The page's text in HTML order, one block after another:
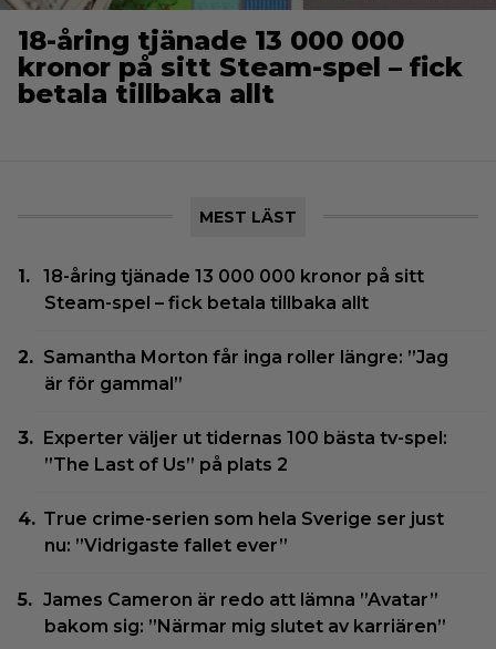
18-åring tjänade 13 000 000
kronor på sitt Steam-spel – fick
betala tillbaka allt
MEST LÄST
18-åring tjänade 13 000 000 kronor på sitt
Steam-spel – fick betala tillbaka allt
Samantha Morton får inga roller längre: ”Jag
är för gammal”
Experter väljer ut tidernas 100 bästa tv-spel:
”The Last of Us” på plats 2
True crime-serien som hela Sverige ser just
nu: ”Vidrigaste fallet ever”
James Cameron är redo att lämna ”Avatar”
bakom sig: ”Närmar mig slutet av karriären”